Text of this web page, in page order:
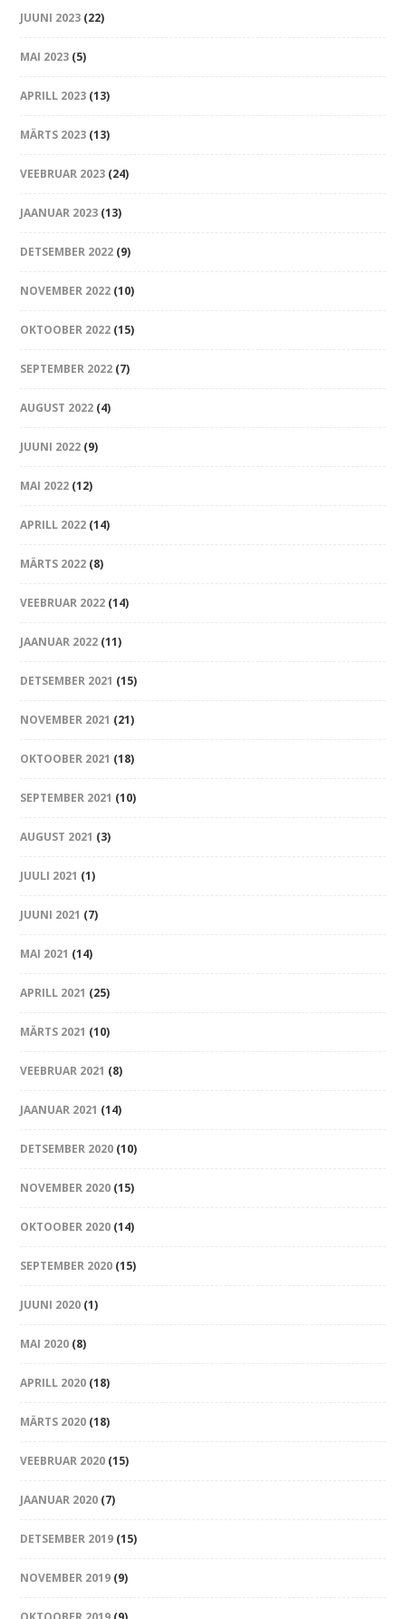
JUUNI 2023 (22)
MAI 2023 (5)
APRILL 2023 (13)
MÄRTS 2023 (13)
VEEBRUAR 2023 (24)
JAANUAR 2023 (13)
DETSEMBER 2022 (9)
NOVEMBER 2022 (10)
OKTOOBER 2022 (15)
SEPTEMBER 2022 (7)
AUGUST 2022 (4)
JUUNI 2022 (9)
MAI 2022 (12)
APRILL 2022 (14)
MÄRTS 2022 (8)
VEEBRUAR 2022 (14)
JAANUAR 2022 (11)
DETSEMBER 2021 (15)
NOVEMBER 2021 (21)
OKTOOBER 2021 (18)
SEPTEMBER 2021 (10)
AUGUST 2021 (3)
JUULI 2021 (1)
JUUNI 2021 (7)
MAI 2021 (14)
APRILL 2021 (25)
MÄRTS 2021 (10)
VEEBRUAR 2021 (8)
JAANUAR 2021 (14)
DETSEMBER 2020 (10)
NOVEMBER 2020 (15)
OKTOOBER 2020 (14)
SEPTEMBER 2020 (15)
JUUNI 2020 (1)
MAI 2020 (8)
APRILL 2020 (18)
MÄRTS 2020 (18)
VEEBRUAR 2020 (15)
JAANUAR 2020 (7)
DETSEMBER 2019 (15)
NOVEMBER 2019 (9)